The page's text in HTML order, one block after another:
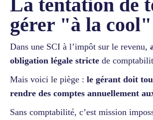
La tentation de
gérer "à la
Dans une SCI à l’impôt sur le revenu,
obligation légale stricte de
Mais voici le piège : le gérant doit
rendre des comptes annuellement
Sans comptabilité, c’est mission